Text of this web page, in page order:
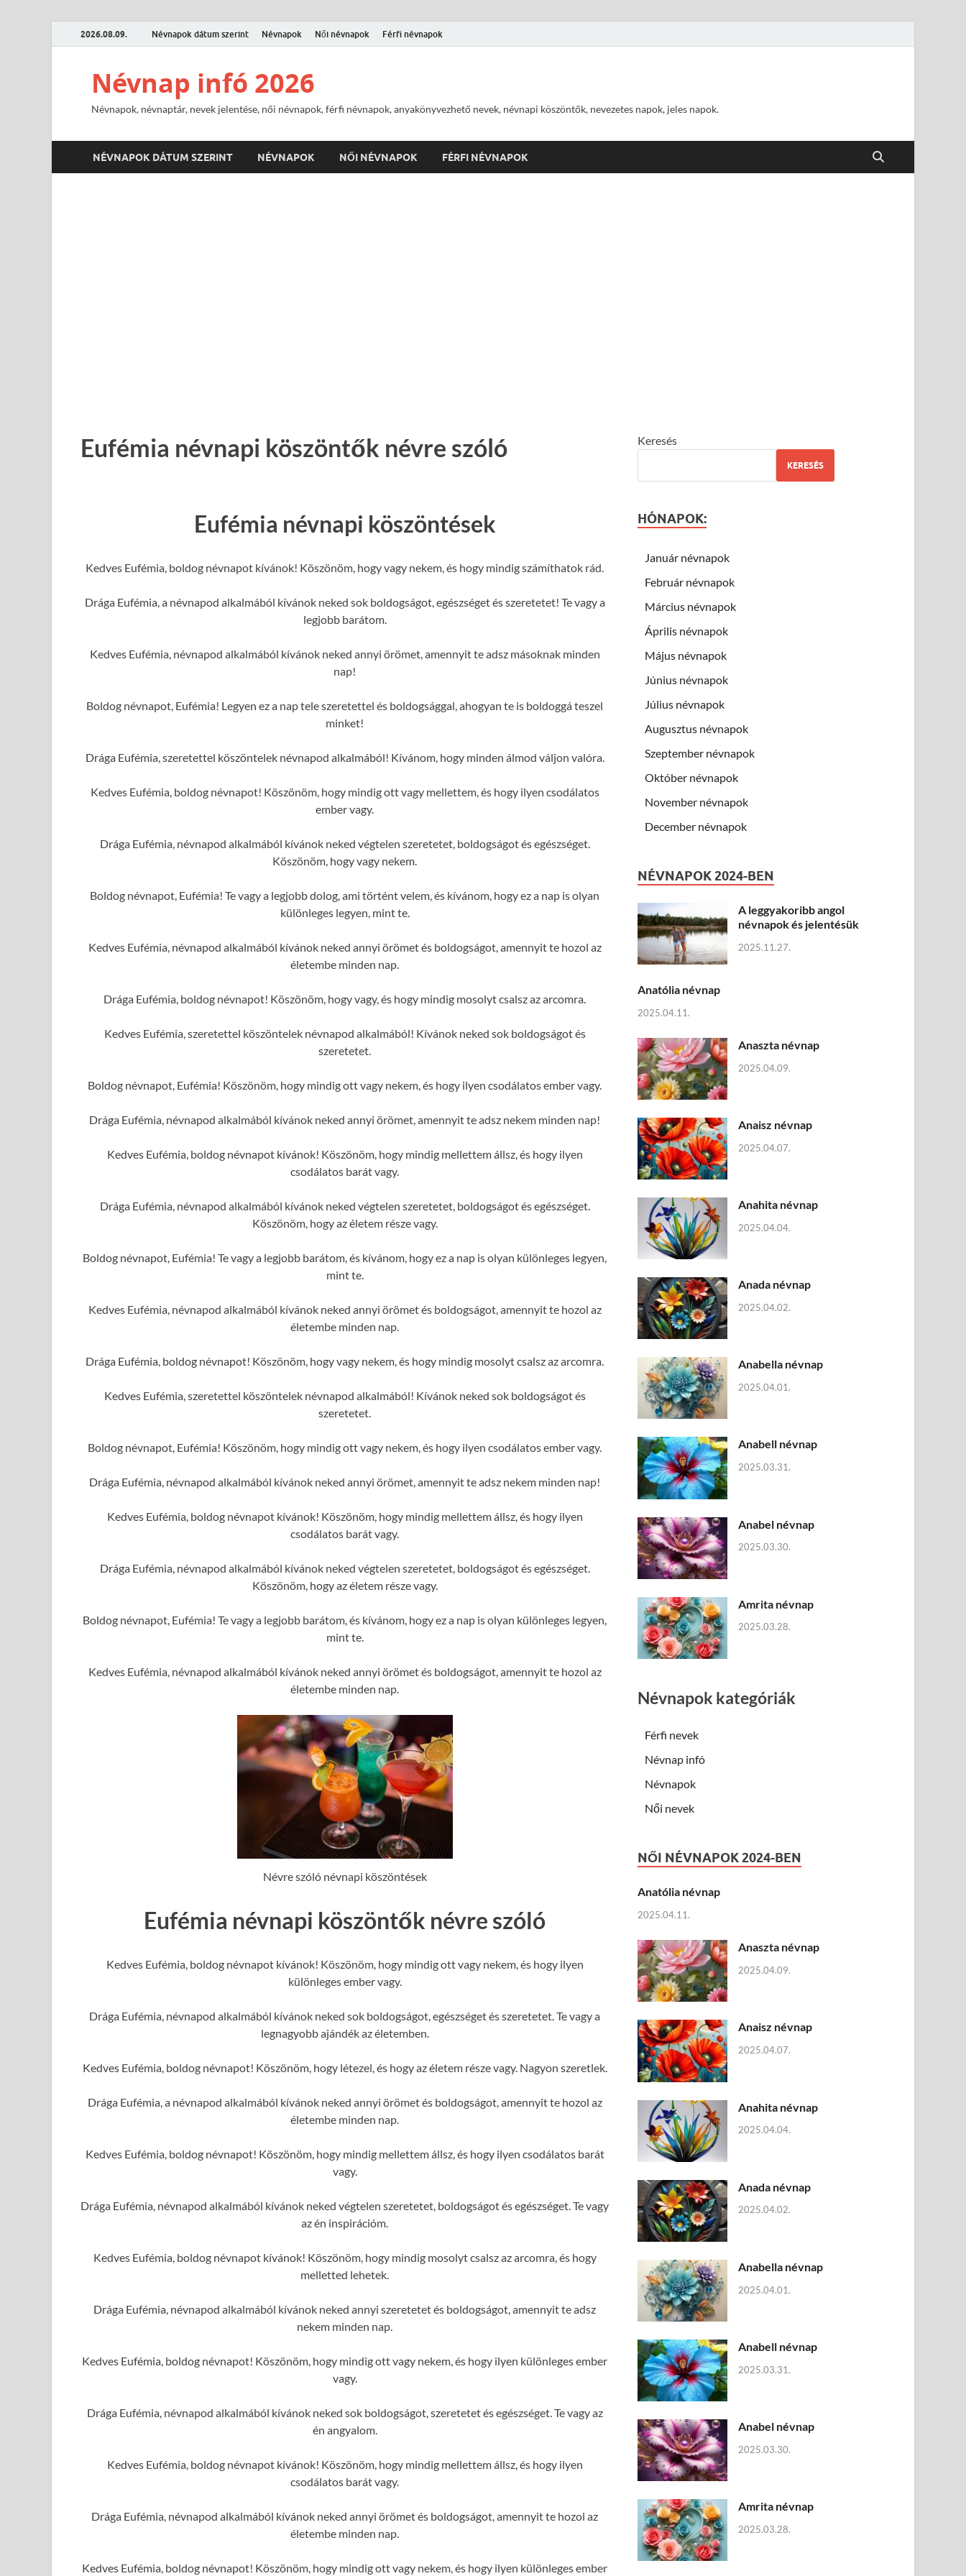
2026.08.09. Névnapok dátum szerint Névnapok Női névnapok Férfi névnapok
Névnap infó 2026
Névnapok, névnaptár, nevek jelentése, női névnapok, férfi névnapok, anyakönyvezhető nevek, névnapi köszöntők, nevezetes napok, jeles napok.
NÉVNAPOK DÁTUM SZERINT NÉVNAPOK NŐI NÉVNAPOK FÉRFI NÉVNAPOK
Eufémia névnapi köszöntők névre szóló
Eufémia névnapi köszöntések
Kedves Eufémia, boldog névnapot kívánok! Köszönöm, hogy vagy nekem, és hogy mindig számíthatok rád.
Drága Eufémia, a névnapod alkalmából kívánok neked sok boldogságot, egészséget és szeretetet! Te vagy a
legjobb barátom.
Kedves Eufémia, névnapod alkalmából kívánok neked annyi örömet, amennyit te adsz másoknak minden
nap!
Boldog névnapot, Eufémia! Legyen ez a nap tele szeretettel és boldogsággal, ahogyan te is boldoggá teszel
minket!
Drága Eufémia, szeretettel köszöntelek névnapod alkalmából! Kívánom, hogy minden álmod váljon valóra.
Kedves Eufémia, boldog névnapot! Köszönöm, hogy mindig ott vagy mellettem, és hogy ilyen csodálatos
ember vagy.
Drága Eufémia, névnapod alkalmából kívánok neked végtelen szeretetet, boldogságot és egészséget.
Köszönöm, hogy vagy nekem.
Boldog névnapot, Eufémia! Te vagy a legjobb dolog, ami történt velem, és kívánom, hogy ez a nap is olyan
különleges legyen, mint te.
Kedves Eufémia, névnapod alkalmából kívánok neked annyi örömet és boldogságot, amennyit te hozol az
életembe minden nap.
Drága Eufémia, boldog névnapot! Köszönöm, hogy vagy, és hogy mindig mosolyt csalsz az arcomra.
Kedves Eufémia, szeretettel köszöntelek névnapod alkalmából! Kívánok neked sok boldogságot és
szeretetet.
Boldog névnapot, Eufémia! Köszönöm, hogy mindig ott vagy nekem, és hogy ilyen csodálatos ember vagy.
Drága Eufémia, névnapod alkalmából kívánok neked annyi örömet, amennyit te adsz nekem minden nap!
Kedves Eufémia, boldog névnapot kívánok! Köszönöm, hogy mindig mellettem állsz, és hogy ilyen
csodálatos barát vagy.
Drága Eufémia, névnapod alkalmából kívánok neked végtelen szeretetet, boldogságot és egészséget.
Köszönöm, hogy az életem része vagy.
Boldog névnapot, Eufémia! Te vagy a legjobb barátom, és kívánom, hogy ez a nap is olyan különleges legyen,
mint te.
Kedves Eufémia, névnapod alkalmából kívánok neked annyi örömet és boldogságot, amennyit te hozol az
életembe minden nap.
Drága Eufémia, boldog névnapot! Köszönöm, hogy vagy nekem, és hogy mindig mosolyt csalsz az arcomra.
Kedves Eufémia, szeretettel köszöntelek névnapod alkalmából! Kívánok neked sok boldogságot és
szeretetet.
Boldog névnapot, Eufémia! Köszönöm, hogy mindig ott vagy nekem, és hogy ilyen csodálatos ember vagy.
Drága Eufémia, névnapod alkalmából kívánok neked annyi örömet, amennyit te adsz nekem minden nap!
Kedves Eufémia, boldog névnapot kívánok! Köszönöm, hogy mindig mellettem állsz, és hogy ilyen
csodálatos barát vagy.
Drága Eufémia, névnapod alkalmából kívánok neked végtelen szeretetet, boldogságot és egészséget.
Köszönöm, hogy az életem része vagy.
Boldog névnapot, Eufémia! Te vagy a legjobb barátom, és kívánom, hogy ez a nap is olyan különleges legyen,
mint te.
Kedves Eufémia, névnapod alkalmából kívánok neked annyi örömet és boldogságot, amennyit te hozol az
életembe minden nap.
Névre szóló névnapi köszöntések
Eufémia névnapi köszöntők névre szóló
Kedves Eufémia, boldog névnapot kívánok! Köszönöm, hogy mindig ott vagy nekem, és hogy ilyen
különleges ember vagy.
Drága Eufémia, névnapod alkalmából kívánok neked sok boldogságot, egészséget és szeretetet. Te vagy a
legnagyobb ajándék az életemben.
Kedves Eufémia, boldog névnapot! Köszönöm, hogy létezel, és hogy az életem része vagy. Nagyon szeretlek.
Drága Eufémia, a névnapod alkalmából kívánok neked annyi örömet és boldogságot, amennyit te hozol az
életembe minden nap.
Kedves Eufémia, boldog névnapot! Köszönöm, hogy mindig mellettem állsz, és hogy ilyen csodálatos barát
vagy.
Drága Eufémia, névnapod alkalmából kívánok neked végtelen szeretetet, boldogságot és egészséget. Te vagy
az én inspirációm.
Kedves Eufémia, boldog névnapot kívánok! Köszönöm, hogy mindig mosolyt csalsz az arcomra, és hogy
melletted lehetek.
Drága Eufémia, névnapod alkalmából kívánok neked annyi szeretetet és boldogságot, amennyit te adsz
nekem minden nap.
Kedves Eufémia, boldog névnapot! Köszönöm, hogy mindig ott vagy nekem, és hogy ilyen különleges ember
vagy.
Drága Eufémia, névnapod alkalmából kívánok neked sok boldogságot, szeretetet és egészséget. Te vagy az
én angyalom.
Kedves Eufémia, boldog névnapot kívánok! Köszönöm, hogy mindig mellettem állsz, és hogy ilyen
csodálatos barát vagy.
Drága Eufémia, névnapod alkalmából kívánok neked annyi örömet és boldogságot, amennyit te hozol az
életembe minden nap.
Kedves Eufémia, boldog névnapot! Köszönöm, hogy mindig ott vagy nekem, és hogy ilyen különleges ember
Keresés
KERESÉS
HÓNAPOK:
Január névnapok
Február névnapok
Március névnapok
Április névnapok
Május névnapok
Június névnapok
Július névnapok
Augusztus névnapok
Szeptember névnapok
Október névnapok
November névnapok
December névnapok
NÉVNAPOK 2024-BEN
A leggyakoribb angol
névnapok és jelentésük
2025.11.27.
Anatólia névnap
2025.04.11.
Anaszta névnap
2025.04.09.
Anaisz névnap
2025.04.07.
Anahita névnap
2025.04.04.
Anada névnap
2025.04.02.
Anabella névnap
2025.04.01.
Anabell névnap
2025.03.31.
Anabel névnap
2025.03.30.
Amrita névnap
2025.03.28.
Névnapok kategóriák
Férfi nevek
Névnap infó
Névnapok
Női nevek
NŐI NÉVNAPOK 2024-BEN
Anatólia névnap
2025.04.11.
Anaszta névnap
2025.04.09.
Anaisz névnap
2025.04.07.
Anahita névnap
2025.04.04.
Anada névnap
2025.04.02.
Anabella névnap
2025.04.01.
Anabell névnap
2025.03.31.
Anabel névnap
2025.03.30.
Amrita névnap
2025.03.28.